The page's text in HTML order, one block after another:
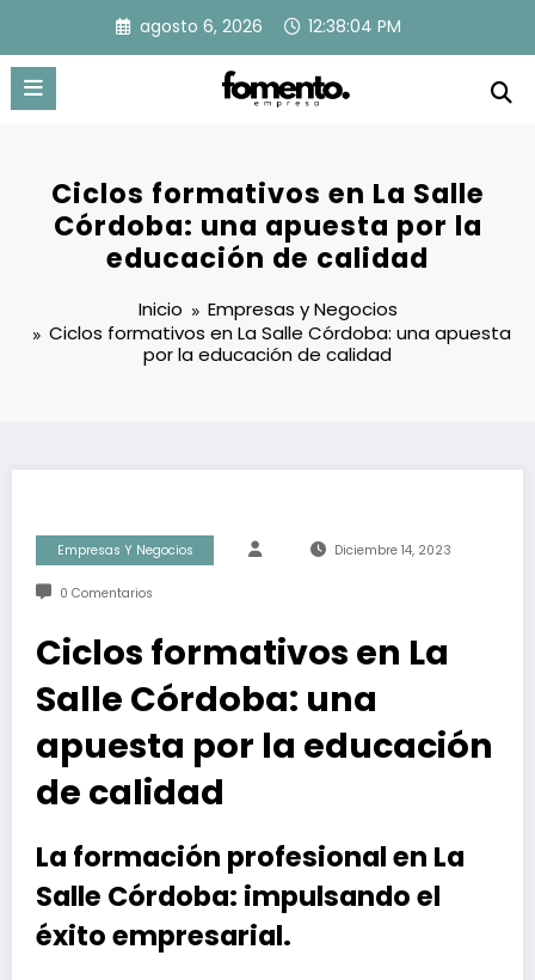
contenido
agosto 6, 2026 12:38:05 PM
Ciclos formativos en La Salle
Córdoba: una apuesta por la
educación de calidad
Inicio
Empresas y Negocios
Ciclos formativos en La Salle Córdoba: una apuesta
por la educación de calidad
Empresas Y Negocios Diciembre 14, 2023
0 Comentarios
Ciclos formativos en La
Salle Córdoba: una
apuesta por la educación
de calidad
La formación profesional en La
Salle Córdoba: impulsando el
éxito empresarial.